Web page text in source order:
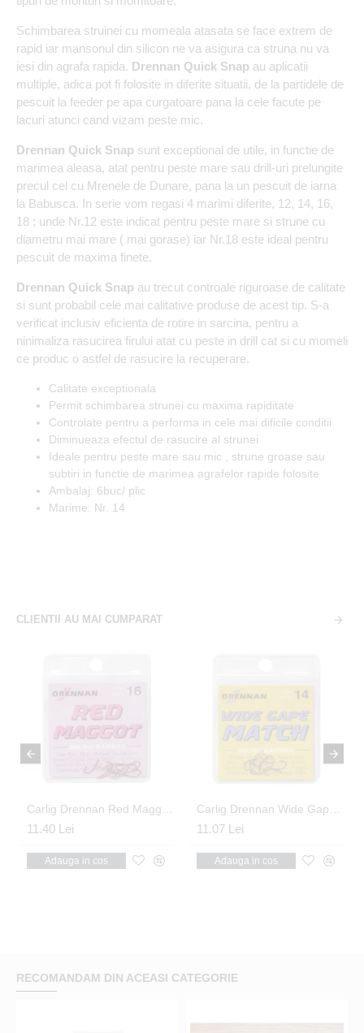
Schimbarea struinei cu momeala atasata se face extrem de
rapid iar mansonul din silicon ne va asigura ca struna nu va
iesi din agrafa rapida. Drennan Quick Snap au aplicatii
multiple, adica pot fi folosite in diferite situatii, de la partidele de
pescuit la feeder pe apa curgatoare pana la cele facute pe
lacuri atunci cand vizam peste mic.
Drennan Quick Snap sunt exceptional de utile, in functie de
marimea aleasa, atat pentru peste mare sau drill-uri prelungite
precul cel cu Mrenele de Dunare, pana la un pescuit de iarna
la Babusca. In serie vom regasi 4 marimi diferite, 12, 14, 16,
18 ; unde Nr.12 este indicat pentru peste mare si strune cu
diametru mai mare ( mai gorase) iar Nr.18 este ideal pentru
pescuit de maxima finete.
Drennan Quick Snap au trecut controale riguroase de calitate
si sunt probabil cele mai calitative produse de acest tip. S-a
verificat inclusiv eficienta de rotire in sarcina, pentru a
ninimaliza rasucirea firului atat cu peste in drill cat si cu momeli
ce produc o astfel de rasucire la recuperare.
Calitate exceptionala
Permit schimbarea strunei cu maxima rapiditate
Controlate pentru a performa in cele mai dificile conditii
Diminueaza efectul de rasucire al strunei
Ideale pentru peste mare sau mic , strune groase sau
subtiri in functie de marimea agrafelor rapide folosite
Ambalaj: 6buc/ plic
Marime: Nr. 14
CLIENTII AU MAI CUMPARAT
11.40 Lei
Adauga in cos
11.07 Lei
Adauga in cos
RECOMANDAM DIN ACEASI CATEGORIE